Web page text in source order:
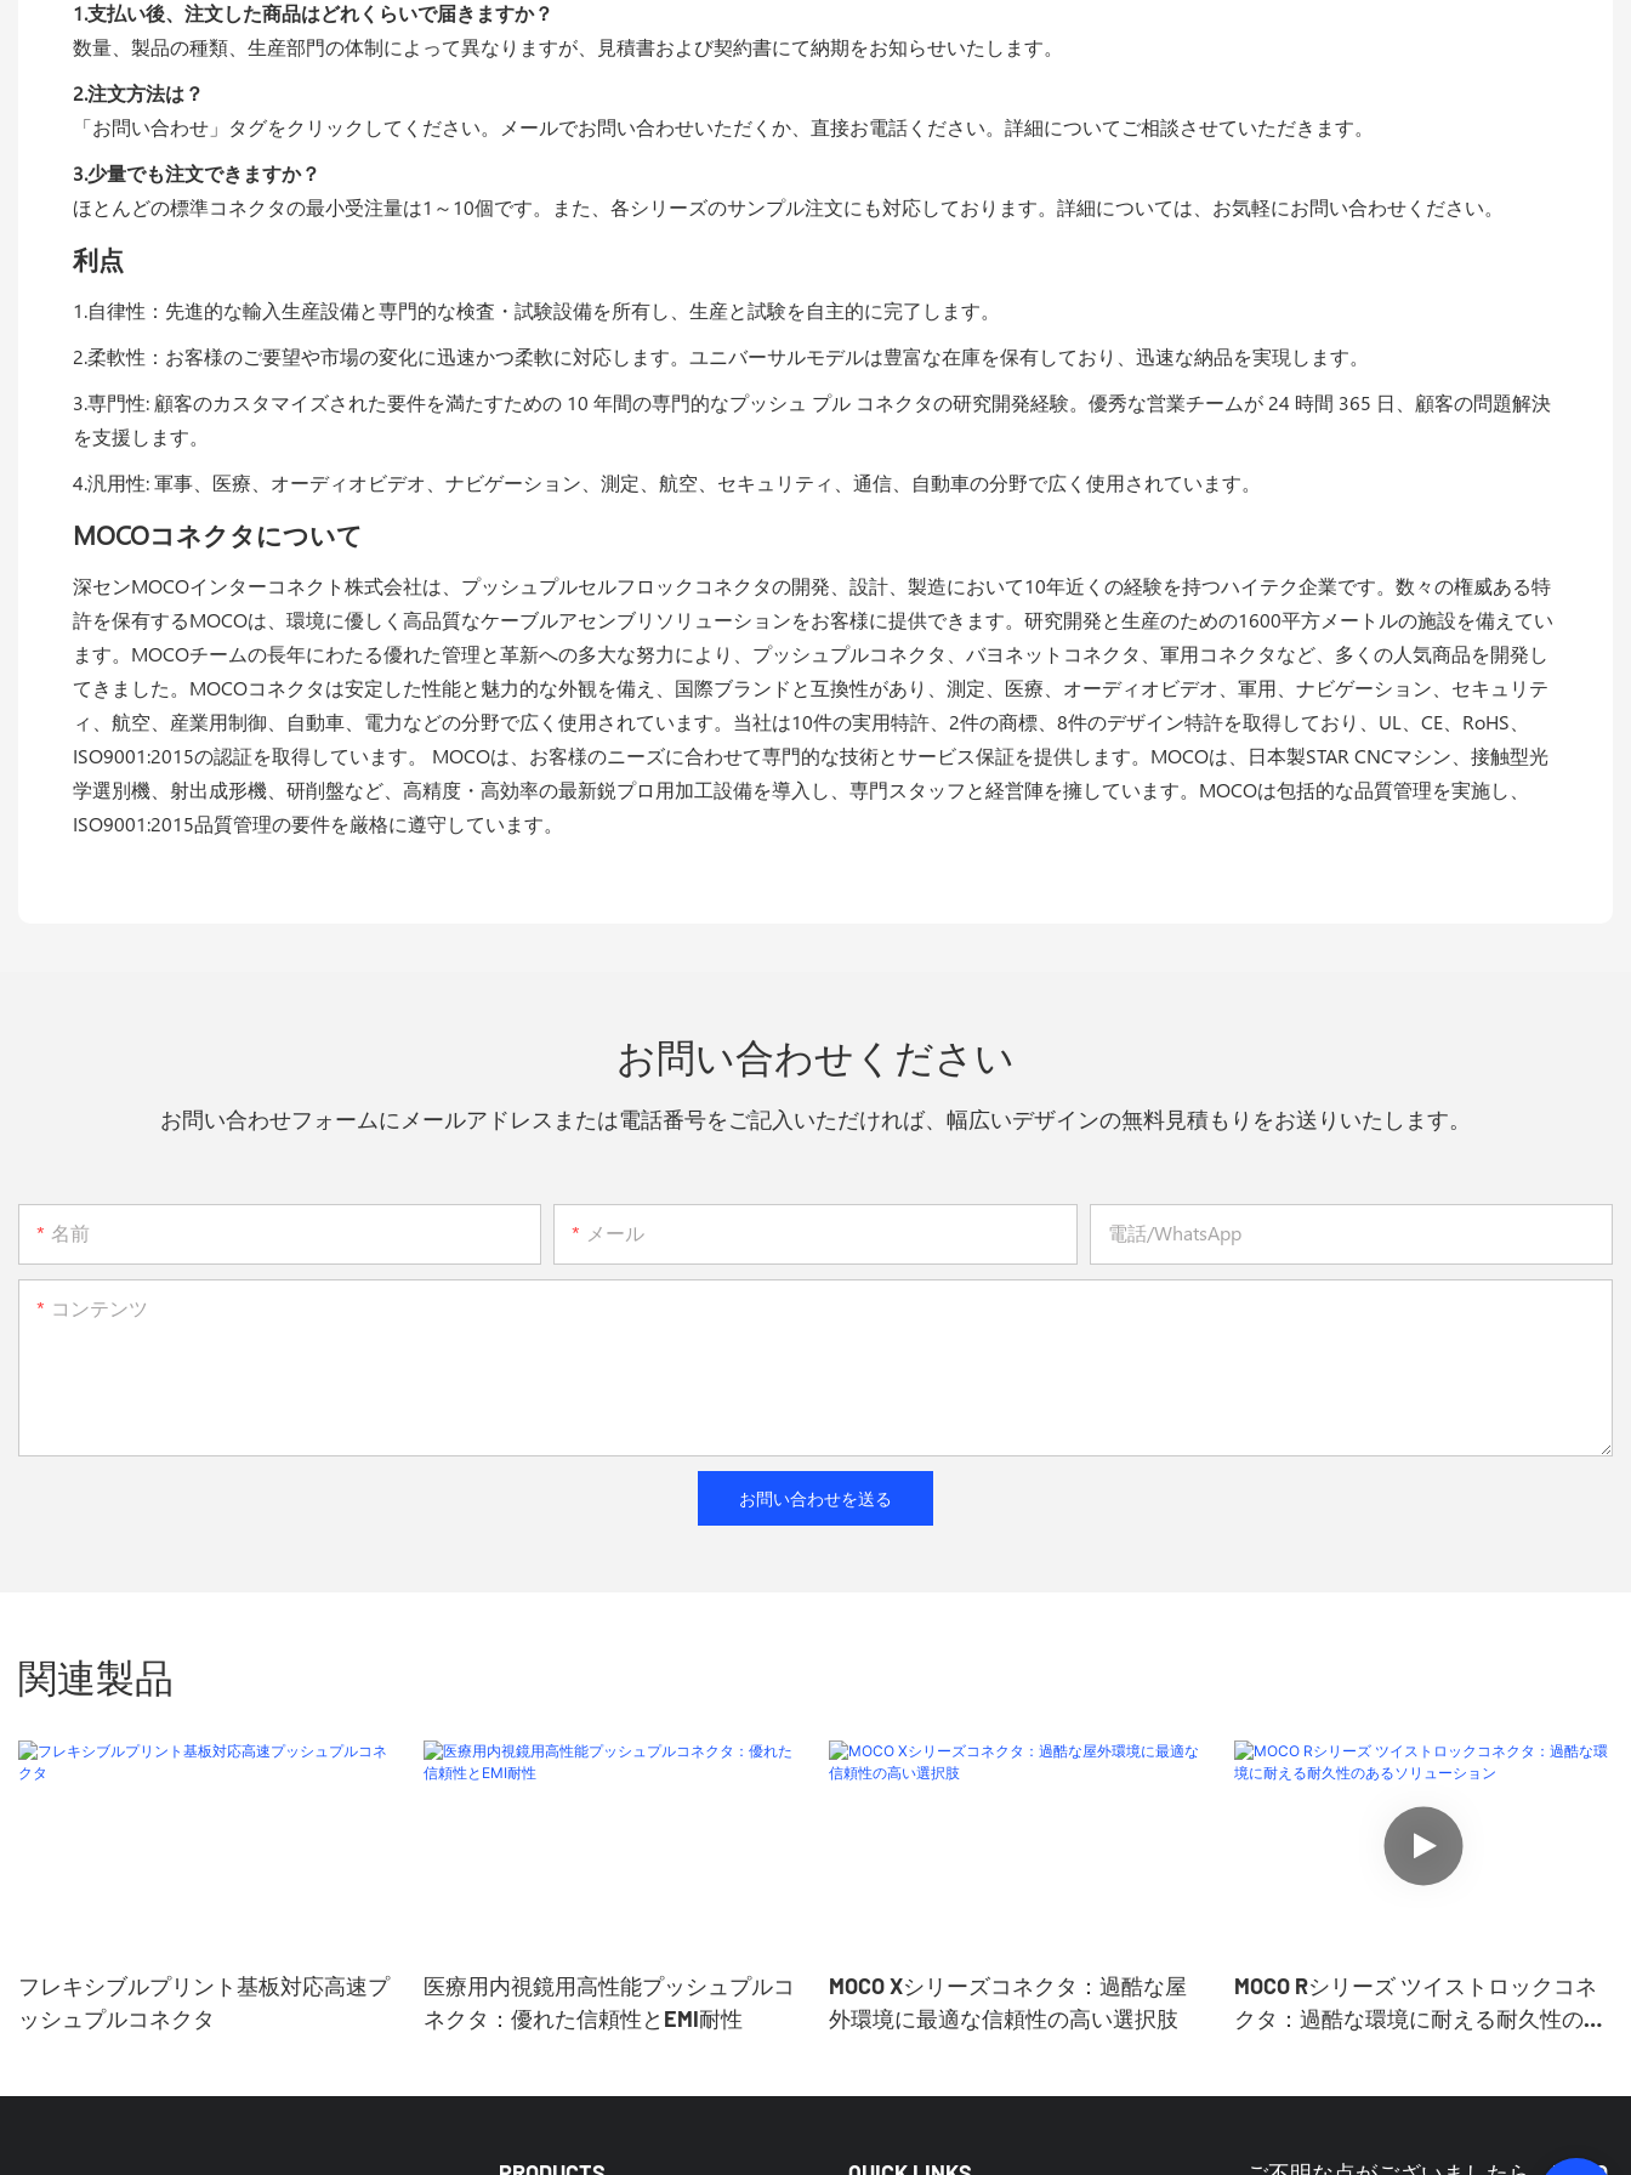
1.支払い後、注文した商品はどれくらいで届きますか？
数量、製品の種類、生産部門の体制によって異なりますが、見積書および契約書にて納期をお知らせいたします。
2.注文方法は？
「お問い合わせ」タグをクリックしてください。メールでお問い合わせいただくか、直接お電話ください。詳細についてご相談させていただきます。
3.少量でも注文できますか？
ほとんどの標準コネクタの最小受注量は1～10個です。また、各シリーズのサンプル注文にも対応しております。詳細については、お気軽にお問い合わせください。
利点
1.自律性：先進的な輸入生産設備と専門的な検査・試験設備を所有し、生産と試験を自主的に完了します。
2.柔軟性：お客様のご要望や市場の変化に迅速かつ柔軟に対応します。ユニバーサルモデルは豊富な在庫を保有しており、迅速な納品を実現します。
3.専門性: 顧客のカスタマイズされた要件を満たすための 10 年間の専門的なプッシュ プル コネクタの研究開発経験。優秀な営業チームが 24 時間 365 日、顧客の問題解決
を支援します。
4.汎用性: 軍事、医療、オーディオビデオ、ナビゲーション、測定、航空、セキュリティ、通信、自動車の分野で広く使用されています。
MOCOコネクタについて
深センMOCOインターコネクト株式会社は、プッシュプルセルフロックコネクタの開発、設計、製造において10年近くの経験を持つハイテク企業です。数々の権威ある特
許を保有するMOCOは、環境に優しく高品質なケーブルアセンブリソリューションをお客様に提供できます。研究開発と生産のための1600平方メートルの施設を備えてい
ます。MOCOチームの長年にわたる優れた管理と革新への多大な努力により、プッシュプルコネクタ、バヨネットコネクタ、軍用コネクタなど、多くの人気商品を開発し
てきました。MOCOコネクタは安定した性能と魅力的な外観を備え、国際ブランドと互換性があり、測定、医療、オーディオビデオ、軍用、ナビゲーション、セキュリテ
ィ、航空、産業用制御、自動車、電力などの分野で広く使用されています。当社は10件の実用特許、2件の商標、8件のデザイン特許を取得しており、UL、CE、RoHS、
ISO9001:2015の認証を取得しています。 MOCOは、お客様のニーズに合わせて専門的な技術とサービス保証を提供します。MOCOは、日本製STAR CNCマシン、接触型光
学選別機、射出成形機、研削盤など、高精度・高効率の最新鋭プロ用加工設備を導入し、専門スタッフと経営陣を擁しています。MOCOは包括的な品質管理を実施し、
ISO9001:2015品質管理の要件を厳格に遵守しています。
お問い合わせください
お問い合わせフォームにメールアドレスまたは電話番号をご記入いただければ、幅広いデザインの無料見積もりをお送りいたします。
名前 メール 電話/WhatsApp
コンテンツ
お問い合わせを送る
関連製品
フレキシブルプリント基板対応高速プ
ッシュプルコネクタ
医療用内視鏡用高性能プッシュプルコ
ネクタ：優れた信頼性とEMI耐性
MOCO Xシリーズコネクタ：過酷な屋
外環境に最適な信頼性の高い選択肢
MOCO Rシリーズ ツイストロックコネ
クタ：過酷な環境に耐える耐久性のあ